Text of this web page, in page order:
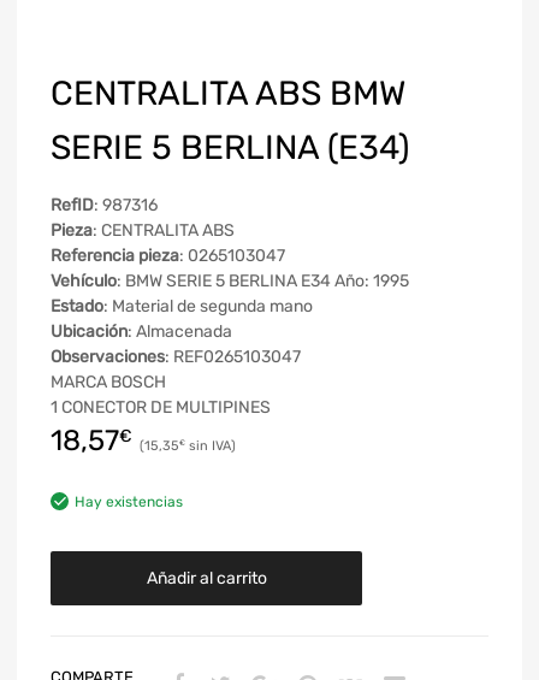
CENTRALITA ABS BMW
SERIE 5 BERLINA (E34)
RefID: 987316
Pieza: CENTRALITA ABS
Referencia pieza: 0265103047
Vehículo: BMW SERIE 5 BERLINA E34 Año: 1995
Estado: Material de segunda mano
Ubicación: Almacenada
Observaciones: REF0265103047
MARCA BOSCH
1 CONECTOR DE MULTIPINES
18,57€ 15,35€
Hay existencias
Añadir al carrito